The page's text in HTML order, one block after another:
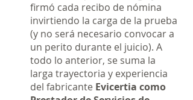
firmó cada recibo de nómina
invirtiendo la carga de la prueba
(y no será necesario convocar a
un perito durante el juicio). A
todo lo anterior, se suma la
larga trayectoria y experiencia
del fabricante Evicertia como